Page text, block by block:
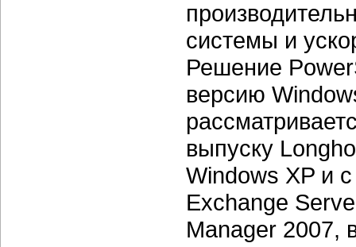
системы и
Решение
версию
выпуску
Windows XP и
Exchange
Manager 2007,